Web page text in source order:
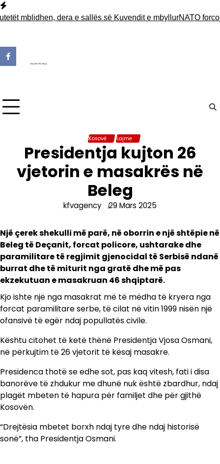
Skip
to mblidhen, dera e sallës së Kuvendit e mbyllur NATO forcon
Kosovë Lajme
Presidentja kujton 26
vjetorin e masakrës në
Beleg
kfvagency 29 Mars 2025
Një çerek shekulli më parë, në oborrin e një shtëpie në
Beleg të Deçanit, forcat policore, ushtarake dhe
paramilitare të regjimit gjenocidal të Serbisë ndanë
burrat dhe të miturit nga gratë dhe më pas
ekzekutuan e masakruan 46 shqiptarë.
Kjo ishte një nga masakrat më të mëdha të kryera nga
forcat paramilitare serbe, të cilat në vitin 1999 nisën një
ofansivë të egër ndaj popullatës civile.
Kështu citohet të ketë thënë Presidentja Vjosa Osmani,
në përkujtim të 26 vjetorit të kësaj masakre.
Presidenca thotë se edhe sot, pas kaq vitesh, fati i disa
banorëve të zhdukur me dhunë nuk është zbardhur, ndaj
plagët mbeten të hapura për familjet dhe për gjithë
Kosovën.
“Drejtësia mbetet borxh ndaj tyre dhe ndaj historisë
sonë”, tha Presidentja Osmani.